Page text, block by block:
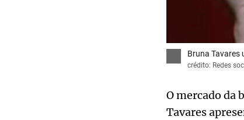
Bruna Tavares
crédito: Redes
O mercado da
Tavares